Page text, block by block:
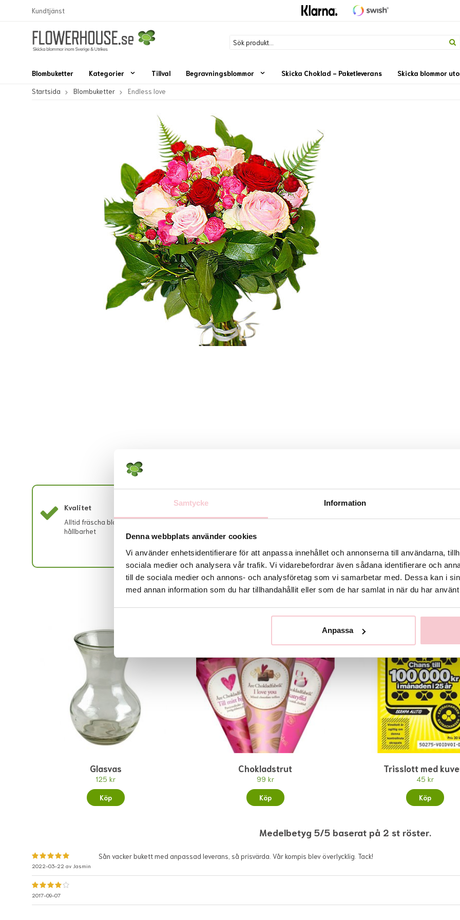
Samtycke Information
Denna webbplats använder cookies
Vi använder enhetsidentifierare för att anpassa innehållet och annonserna till användarna,
sociala medier och analysera vår trafik. Vi vidarebefordrar även sådana identifierare och
till de sociala medier och annons- och analysföretag som vi samarbetar med. Dessa kan i
med annan information som du har tillhandahållit eller som de har samlat in när du har
Anpassa
Kundtjänst
Blombuketter Kategorier Tillval Begravningsblommor Skicka Choklad - Paketleverans Skicka blommor
Startsida Blombuketter Endless love
Kvalitet
Alltid fräscha blommor med lång
hållbarhet
buketterna.
Rekommenderade tillbehör till denna produkt
Glasvas
125 kr
Köp
Chokladstrut
99 kr
Köp
Trisslott med
45 kr
Köp
Medelbetyg 5/5 baserat på 2 st röster.
2022-03-22 av Jasmin
Sån vacker bukett med anpassad leverans, så prisvärda. Vår kompis blev överlycklig. Tack!
2017-09-07